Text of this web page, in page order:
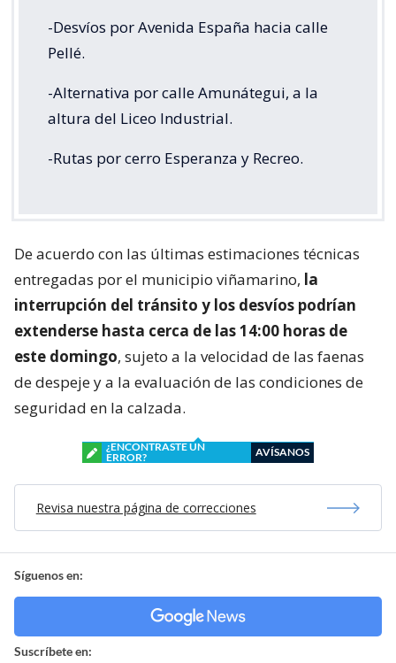
-Desvíos por Avenida España hacia calle
Pellé.
-Alternativa por calle Amunátegui, a la
altura del Liceo Industrial.
-Rutas por cerro Esperanza y Recreo.
De acuerdo con las últimas estimaciones técnicas
entregadas por el municipio viñamarino, la
interrupción del tránsito y los desvíos podrían
extenderse hasta cerca de las 14:00 horas de
este domingo, sujeto a la velocidad de las faenas
de despeje y a la evaluación de las condiciones de
seguridad en la calzada.
¿ENCONTRASTE UN
ERROR?
AVÍSANOS
Revisa nuestra página de correcciones
Síguenos en:
Suscríbete en: